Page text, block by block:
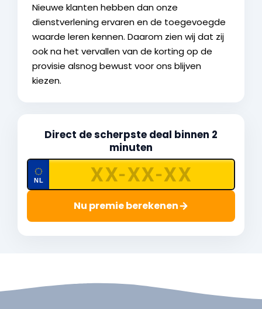
Nieuwe klanten hebben dan onze
dienstverlening ervaren en de toegevoegde
waarde leren kennen. Daarom zien wij dat zij
ook na het vervallen van de korting op de
provisie alsnog bewust voor ons blijven
kiezen.
Direct de scherpste deal binnen 2
minuten
NL
Nu premie berekenen